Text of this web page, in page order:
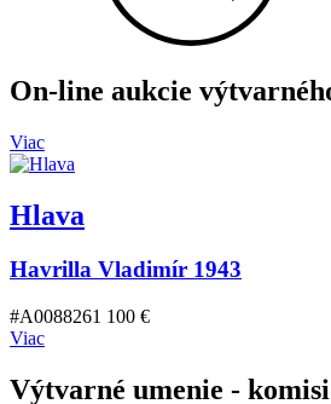
On-line aukcie
Viac
Hlava
Havrilla Vladimír 1943
#A0088261 100 €
Viac
Výtvarné umenie -